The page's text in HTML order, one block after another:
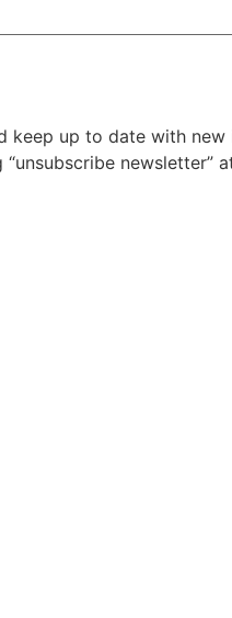
keep up to date with
“unsubscribe newsletter”